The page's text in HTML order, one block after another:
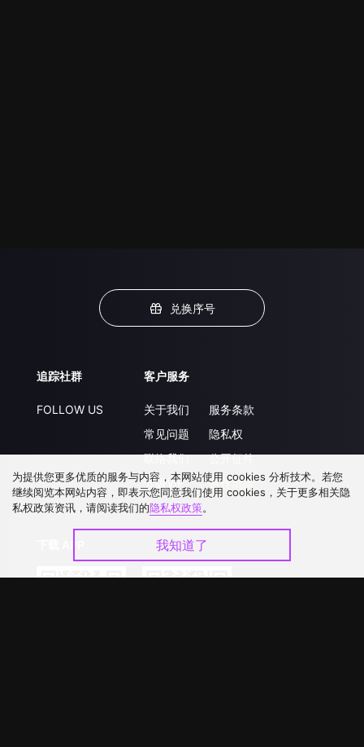
兑换序号
追踪社群
FOLLOW US
客户服务
关于我们
常见问题
联络我们
升级VIP
服务条款
隐私权
公开征件
合作洽談
为提供您更多优质的服务与内容，本网站使用 cookies 分析技术。若您
继续阅览本网站内容，即表示您同意我们使用 cookies，关于更多相关隐
私权政策资讯，请阅读我们的隐私权政策。
我知道了